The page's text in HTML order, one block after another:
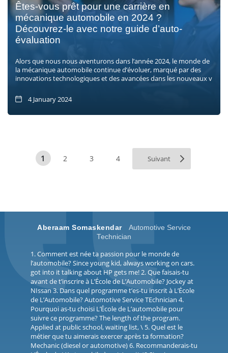
Êtes-vous prêt pour une carrière en
mécanique automobile en 2024 ?
Découvrez-le avec notre guide d’auto-
évaluation
Alors que nous nous aventurons dans l’année 2024, le monde de
la mécanique automobile continue d’évoluer, marqué par des
innovations technologiques et des avancées dans les nouveaux v
4 January 2024
1 2 3 4 Suivant
Aberaam Somaskendar
Automotive Service
Technician
1. Comment est née ta passion pour le monde de
l’automobile? Since young kid, always working on cars.
got into it talking about HP gets me! 2. Que faisais-tu
avant de t’inscrire à L’École de L’Automobile? Jockey at
NIssan 3. Dans quel programme t’es-tu inscrit à L’École
de L’Automobile? Automotive Service TEchnician 4.
Pourquoi as-tu choisi L’École de L’automobile pour
suivre ce programme? The length of the program.
Applied at public school, waiting list, \ 5. Quel est le
métier que tu aimerais exercer après ta formation?
Mechanic (diesel or automotive) 6. Recommanderais-tu